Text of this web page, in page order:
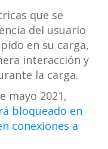
que se
del usuario
en su carga,
interacción y
la carga.
mayo 2021,
bloqueado en
conexiones a